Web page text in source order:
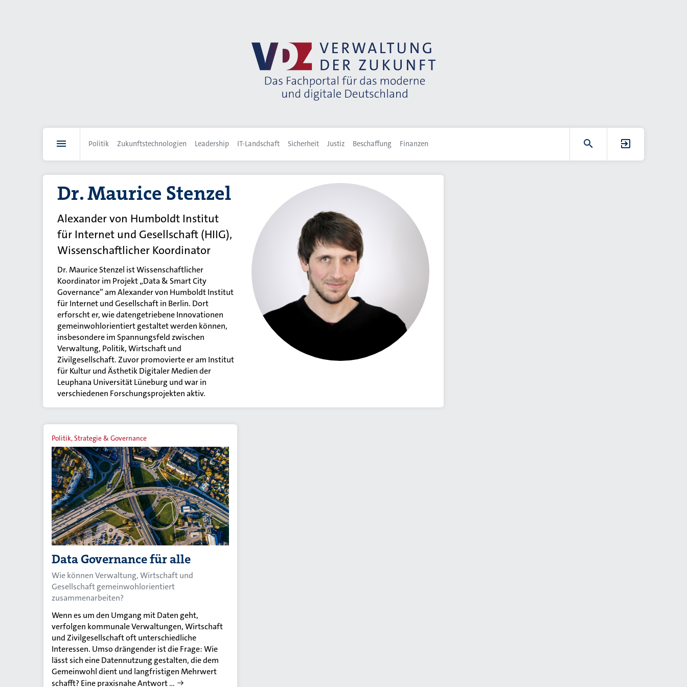
Politik Zukunftstechnologien Leadership IT-Landschaft Sicherheit Justiz Beschaffung Finanzen
Dr. Maurice Stenzel
Alexander von Humboldt Institut
für Internet und Gesellschaft (HIIG),
Wissenschaftlicher Koordinator
Dr. Maurice Stenzel ist Wissenschaftlicher
Koordinator im Projekt „Data & Smart City
Governance” am Alexander von Humboldt Institut
für Internet und Gesellschaft in Berlin. Dort
erforscht er, wie datengetriebene Innovationen
gemeinwohlorientiert gestaltet werden können,
insbesondere im Spannungsfeld zwischen
Verwaltung, Politik, Wirtschaft und
Zivilgesellschaft. Zuvor promovierte er am Institut
für Kultur und Ästhetik Digitaler Medien der
Leuphana Universität Lüneburg und war in
verschiedenen Forschungsprojekten aktiv.
Politik, Strategie & Governance
Data Governance für alle
Wie können Verwaltung, Wirtschaft und
Gesellschaft gemeinwohlorientiert
zusammenarbeiten?
Wenn es um den Umgang mit Daten geht,
verfolgen kommunale Verwaltungen, Wirtschaft
und Zivilgesellschaft oft unterschiedliche
Interessen. Umso drängender ist die Frage: Wie
lässt sich eine Datennutzung gestalten, die dem
Gemeinwohl dient und langfristigen Mehrwert
schafft? Eine praxisnahe Antwort …